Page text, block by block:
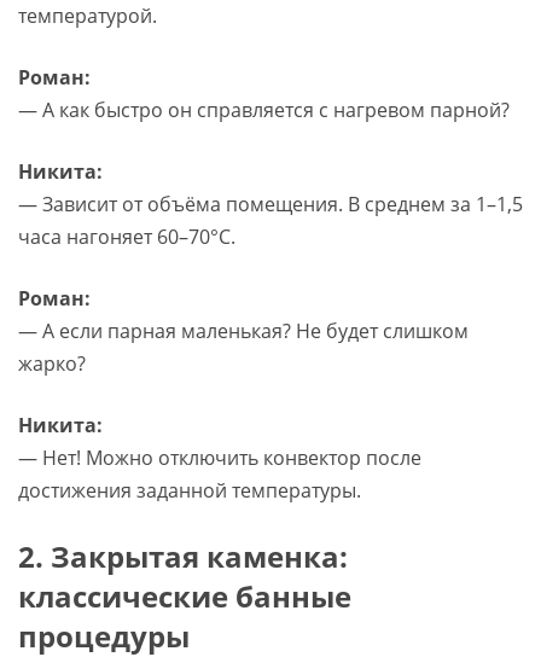
температурой.
Роман:
— А как быстро он справляется с нагревом парной?
Никита:
— Зависит от объёма помещения. В среднем за 1–1,5
часа нагоняет 60–70°C.
Роман:
— А если парная маленькая? Не будет слишком
жарко?
Никита:
— Нет! Можно отключить конвектор после
достижения заданной температуры.
2. Закрытая каменка:
классические банные
процедуры